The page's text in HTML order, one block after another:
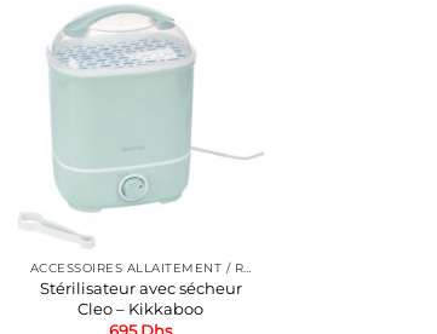
Stérilisateur avec sécheur
Cleo – Kikkaboo